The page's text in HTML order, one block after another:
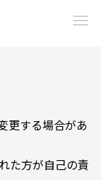
更する場合があ
た方が自己の責